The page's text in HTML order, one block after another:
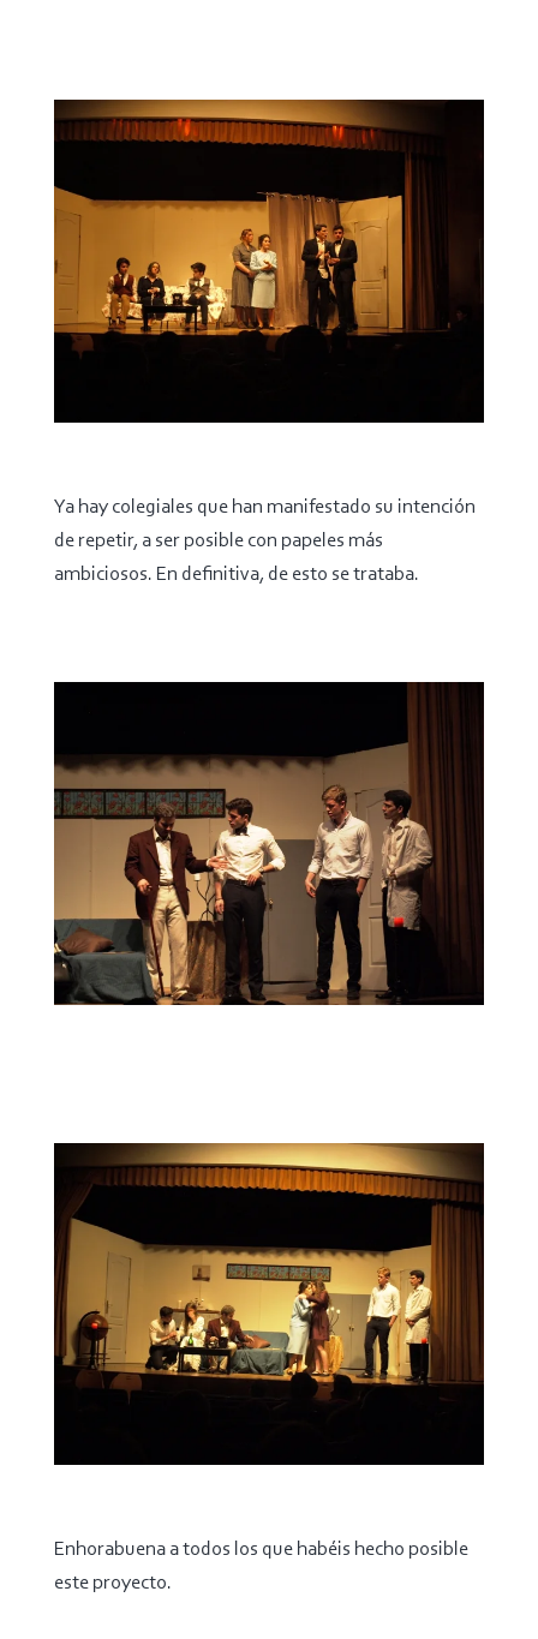
Ya hay colegiales que han manifestado su intención
de repetir, a ser posible con papeles más
ambiciosos. En definitiva, de esto se trataba.
Enhorabuena a todos los que habéis hecho posible
este proyecto.